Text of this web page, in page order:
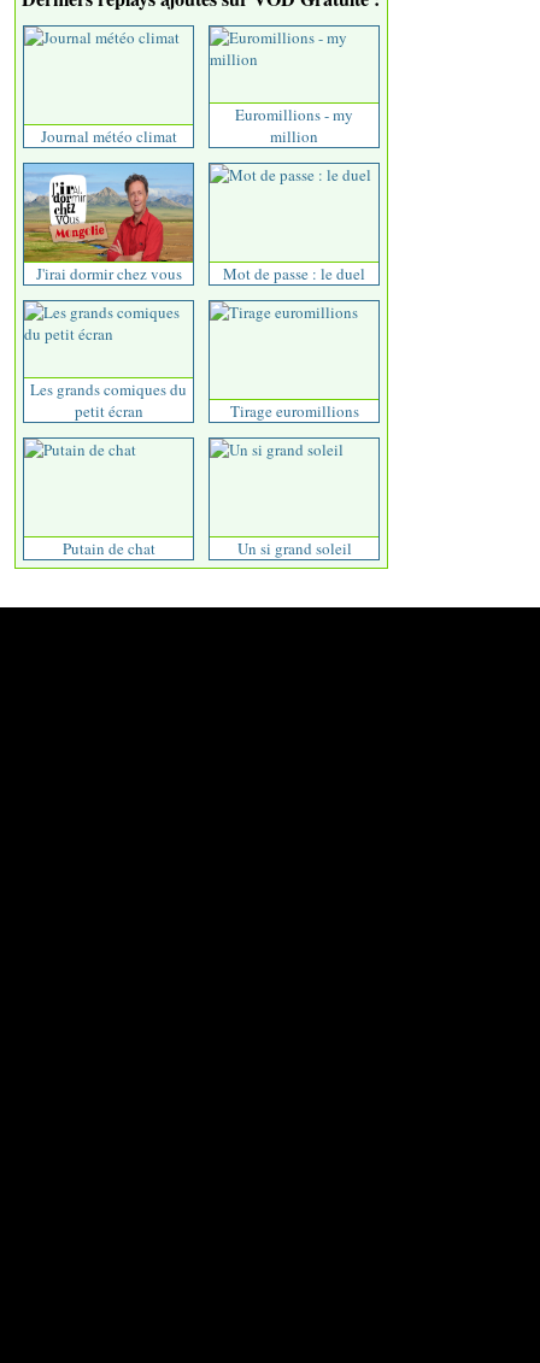
Journal météo climat
Euromillions - my
million
J'irai dormir chez vous Mot de passe : le duel
Les grands comiques du
petit écran
Tirage euromillions
Putain de chat Un si grand soleil